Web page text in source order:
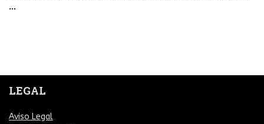
...
LEGAL
Aviso Legal